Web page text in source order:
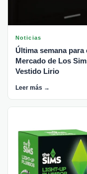
Noticias
Última semana
Mercado de Los
Vestido Lirio
Leer más →